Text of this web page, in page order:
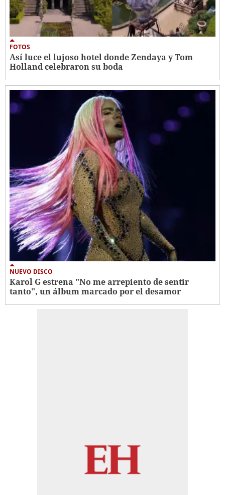
FOTOS
Así luce el lujoso hotel donde Zendaya y Tom
Holland celebraron su boda
NUEVO DISCO
Karol G estrena "No me arrepiento de sentir
tanto", un álbum marcado por el desamor